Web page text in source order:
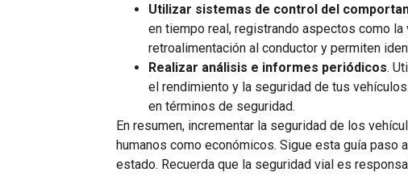
Utilizar sistemas de control del
en tiempo real, registrando aspectos como
retroalimentación al conductor y permiten
Realizar análisis e informes periódicos.
el rendimiento y la seguridad de tus
en términos de seguridad.
En resumen, incrementar la seguridad de los
humanos como económicos. Sigue esta guía paso
estado. Recuerda que la seguridad vial es